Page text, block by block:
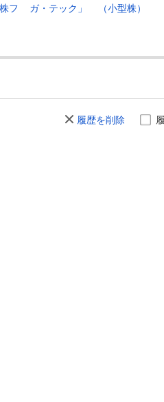
フ
ガ・テック」
（小型株）
履歴を削除